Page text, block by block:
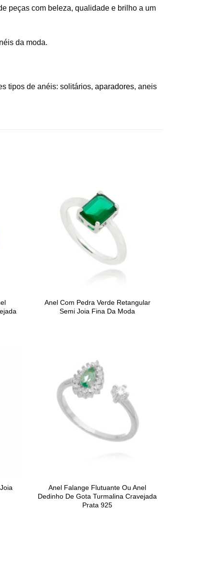
peças com beleza, qualidade e brilho a um
da moda.
tipos de anéis: solitários, aparadores, aneis
Anel Com Pedra Verde Retangular
Semi Joia Fina Da Moda
Anel Falange Flutuante Ou Anel
Dedinho De Gota Turmalina Cravejada
Prata 925